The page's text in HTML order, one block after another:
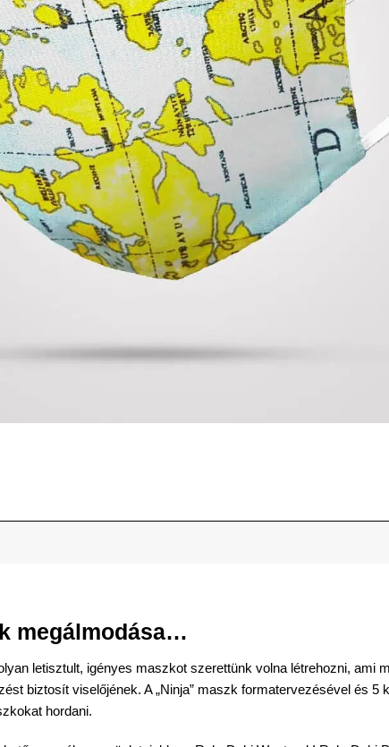
megálmodása…
letisztult, igényes maszkot szerettünk volna létrehozni, ami
biztosít viselőjének. A „Ninja” maszk formatervezésével és 5
hordani.